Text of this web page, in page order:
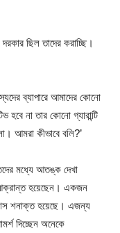
ছিল তাদের করাচ্ছি।
ব্যাপারে আমাদের কোনো
হবে না তার কোনো গ্যারান্টি
আমরা কীভাবে বলি?’
মধ্যে আতঙ্ক দেখা
হয়েছেন। একজন
শনাক্ত হয়েছে। এজন্য
দিচ্ছেন অনেকে